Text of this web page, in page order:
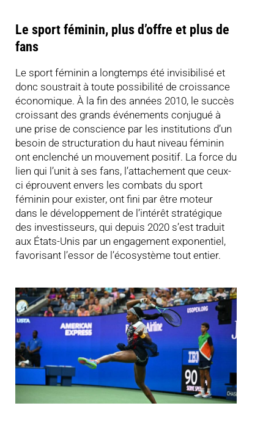
Le sport féminin, plus d’offre et plus de
fans
Le sport féminin a longtemps été invisibilisé et
donc soustrait à toute possibilité de croissance
économique. À la fin des années 2010, le succès
croissant des grands événements conjugué à
une prise de conscience par les institutions d’un
besoin de structuration du haut niveau féminin
ont enclenché un mouvement positif. La force du
lien qui l’unit à ses fans, l’attachement que ceux-
ci éprouvent envers les combats du sport
féminin pour exister, ont fini par être moteur
dans le développement de l’intérêt stratégique
des investisseurs, qui depuis 2020 s’est traduit
aux États-Unis par un engagement exponentiel,
favorisant l’essor de l’écosystème tout entier.